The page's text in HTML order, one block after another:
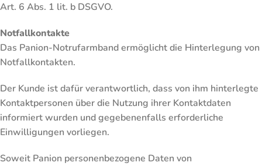
Art. 6 Abs. 1 lit. b DSGVO.
Notfallkontakte
Das Panion-Notrufarmband ermöglicht die Hinterlegung von
Notfallkontakten.
Der Kunde ist dafür verantwortlich, dass von ihm hinterlegte
Kontaktpersonen über die Nutzung ihrer Kontaktdaten
informiert wurden und gegebenenfalls erforderliche
Einwilligungen vorliegen.
Soweit Panion personenbezogene Daten von